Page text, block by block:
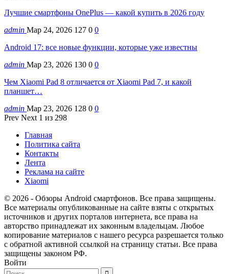
Лучшие смартфоны OnePlus — какой купить в 2026 году
admin Мар 24, 2026 127 0 0
Android 17: все новые функции, которые уже известны
admin Мар 23, 2026 130 0 0
Чем Xiaomi Pad 8 отличается от Xiaomi Pad 7, и какой
планшет…
admin Мар 23, 2026 128 0 0
Prev Next 1 из 298
Главная
Политика сайта
Контакты
Лента
Реклама на сайте
Xiaomi
© 2026 - Обзоры Android смартфонов. Все права защищены.
Все материалы опубликованные на сайте взяты с открытых
источников и других порталов интернета, все права на
авторство принадлежат их законным владельцам. Любое
копирование материалов с нашего ресурса разрешается только
с обратной активной ссылкой на страницу статьи. Все права
защищены законом РФ.
Войти